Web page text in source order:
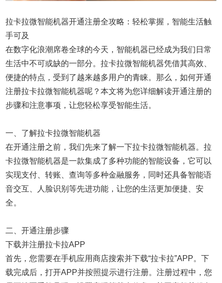
拉卡拉微智能机器开通注册全攻略：轻松掌握，智能生活触
手可及
在数字化浪潮席卷全球的今天，智能机器已经成为我们日常
生活中不可或缺的一部分。拉卡拉微智能机器凭借其高效、
便捷的特点，受到了越来越多用户的青睐。那么，如何开通
注册拉卡拉微智能机器呢？本文将为您详细解读开通注册的
步骤和注意事项，让您轻松享受智能生活。
一、了解拉卡拉微智能机器
在开通注册之前，我们先来了解一下拉卡拉微智能机器。拉
卡拉微智能机器是一款集成了多种功能的智能设备，它可以
实现支付、转账、查询等多种金融服务，同时还具备智能语
音交互、人脸识别等先进功能，让您的生活更加便捷、安
全。
二、开通注册步骤
下载并注册拉卡拉APP
首先，您需要在手机应用商店搜索并下载“拉卡拉”APP。下
载完成后，打开APP并按照提示进行注册。注册过程中，您